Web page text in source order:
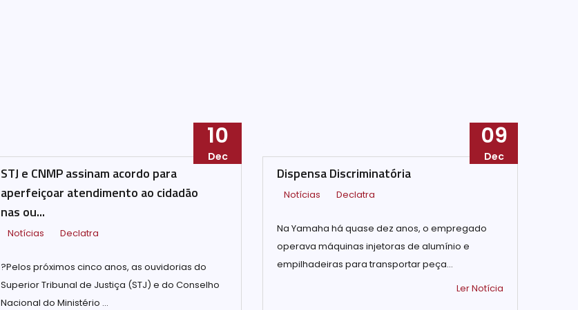
10
Dec
STJ e CNMP assinam acordo para
aperfeiçoar atendimento ao cidadão
nas ou...
Notícias Declatra
?Pelos próximos cinco anos, as ouvidorias do
Superior Tribunal de Justiça (STJ) e do Conselho
Nacional do Ministério ...
09
Dec
Dispensa Discriminatória
Notícias Declatra
Na Yamaha há quase dez anos, o empregado
operava máquinas injetoras de alumínio e
empilhadeiras para transportar peça...
Ler Notícia